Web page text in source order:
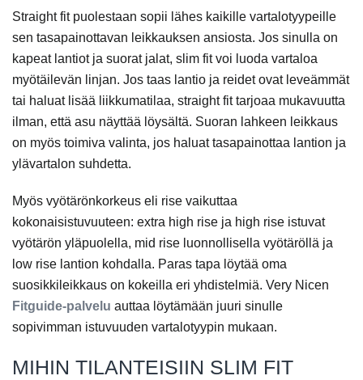
Straight fit puolestaan sopii lähes kaikille vartalotyypeille
sen tasapainottavan leikkauksen ansiosta. Jos sinulla on
kapeat lantiot ja suorat jalat, slim fit voi luoda vartaloa
myötäilevän linjan. Jos taas lantio ja reidet ovat leveämmät
tai haluat lisää liikkumatilaa, straight fit tarjoaa mukavuutta
ilman, että asu näyttää löysältä. Suoran lahkeen leikkaus
on myös toimiva valinta, jos haluat tasapainottaa lantion ja
ylävartalon suhdetta.
Myös vyötärönkorkeus eli rise vaikuttaa
kokonaisistuvuuteen: extra high rise ja high rise istuvat
vyötärön yläpuolella, mid rise luonnollisella vyötäröllä ja
low rise lantion kohdalla. Paras tapa löytää oma
suosikkileikkaus on kokeilla eri yhdistelmiä. Very Nicen
Fitguide-palvelu auttaa löytämään juuri sinulle
sopivimman istuvuuden vartalotyypin mukaan.
MIHIN TILANTEISIIN SLIM FIT